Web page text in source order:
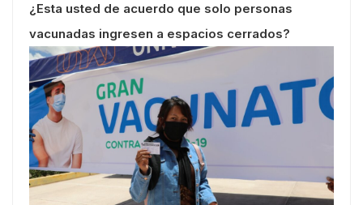
¿Esta usted de acuerdo que solo personas
vacunadas ingresen a espacios cerrados?